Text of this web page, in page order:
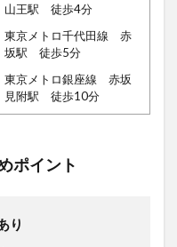
山王駅 徒歩4分
東京メトロ千代田線 赤
坂駅 徒歩5分
東京メトロ銀座線 赤坂
見附駅 徒歩10分
ポイント
り